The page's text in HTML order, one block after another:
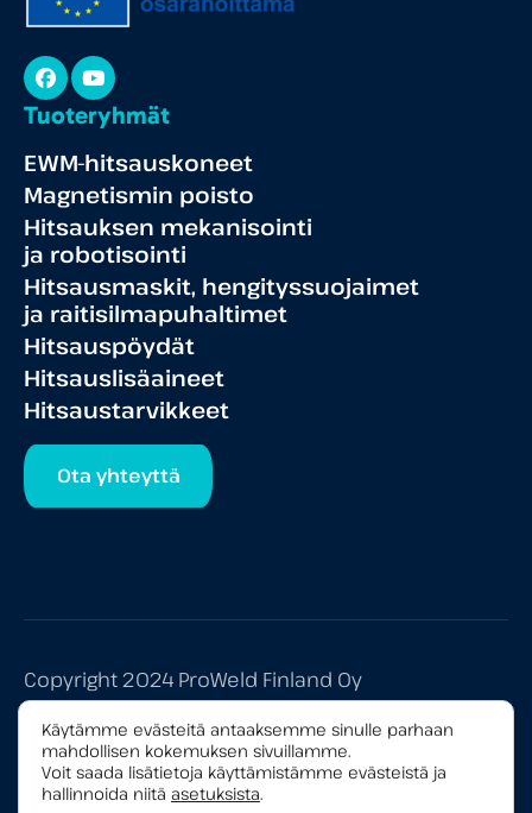
Facebook
YouTube
Tuoteryhmät
EWM-hitsauskoneet
Magnetismin poisto
Hitsauksen mekanisointi
ja robotisointi
Hitsausmaskit, hengityssuojaimet
ja raitisilmapuhaltimet
Hitsauspöydät
Hitsauslisäaineet
Hitsaustarvikkeet
Ota yhteyttä
Copyright 2024 ProWeld Finland Oy
Tietosuojaseloste
Yleiset myyntiehdot
Käytämme evästeitä antaaksemme sinulle parhaan
mahdollisen kokemuksen sivuillamme.
Voit saada lisätietoja käyttämistämme evästeistä ja
hallinnoida niitä asetuksista.